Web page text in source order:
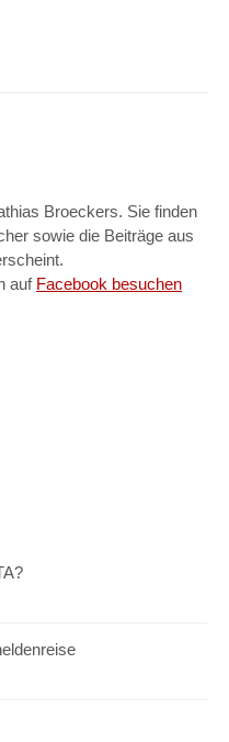
Broeckers. Sie finden
sowie die Beiträge aus
auf Facebook besuchen